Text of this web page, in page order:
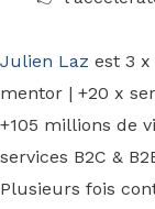
Julien Laz est 3
mentor | +20 x
+105 millions de
services B2C &
Plusieurs fois